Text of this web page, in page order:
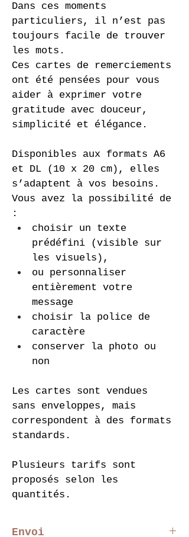
Dans ces moments
particuliers, il n’est pas
toujours facile de trouver
les mots.
Ces cartes de remerciements
ont été pensées pour vous
aider à exprimer votre
gratitude avec douceur,
simplicité et élégance.
Disponibles aux formats A6
et DL (10 x 20 cm), elles
s’adaptent à vos besoins.
Vous avez la possibilité de
:
choisir un texte
prédéfini (visible sur
les visuels),
ou personnaliser
entièrement votre
message
choisir la police de
caractère
conserver la photo ou
non
Les cartes sont vendues
sans enveloppes, mais
correspondent à des formats
standards.
Plusieurs tarifs sont
proposés selon les
quantités.
Envoi